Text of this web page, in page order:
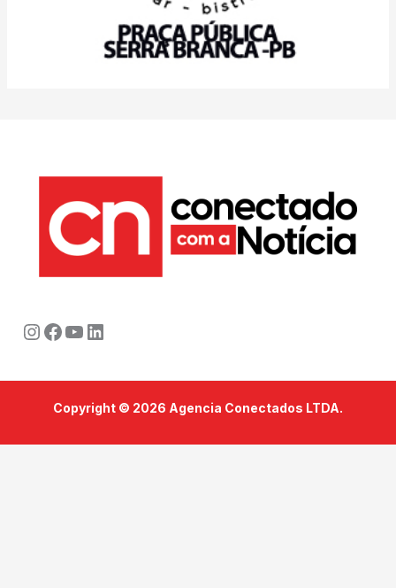
Instagram
Facebook
Youtube
LinkedIn
Copyright © 2026 Agencia Conectados LTDA.